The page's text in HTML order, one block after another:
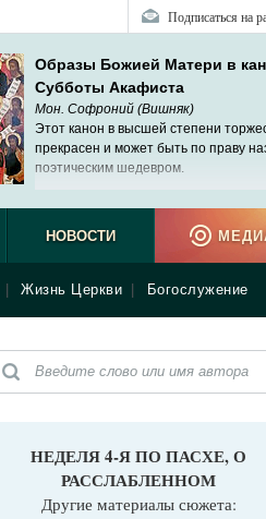
Подписаться на
Образы Божией Матери в
Субботы Акафиста
Мон. Софроний (Вишняк)
Этот канон в высшей степени
прекрасен и может быть по праву
поэтическим шедевром.
Жизнь Церкви Богослужение
НОВОСТИ
НЕДЕЛЯ 4-Я ПО ПАСХЕ, О
РАССЛАБЛЕННОМ
Другие материалы сюжета: